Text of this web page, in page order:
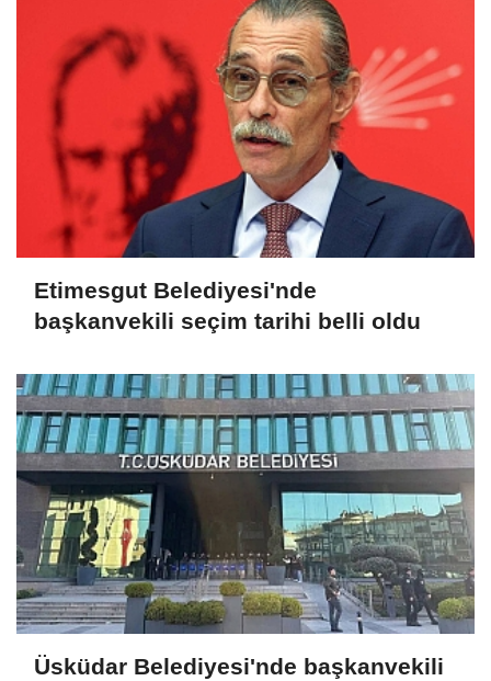
Etimesgut Belediyesi'nde
başkanvekili seçim tarihi belli oldu
Üsküdar Belediyesi'nde başkanvekili